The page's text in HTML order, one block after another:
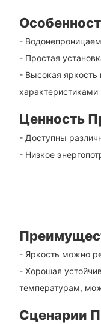
-
- Простая
- Высокая яркость
характеристиками
Ценность
- Доступны
- Низкое
- Яркость можно
- Хорошая
температурам,
Сценарии